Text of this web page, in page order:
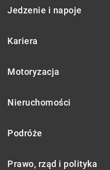
Jedzenie i napoje
Kariera
Motoryzacja
Nieruchomości
Podróże
Prawo, rząd i polityka